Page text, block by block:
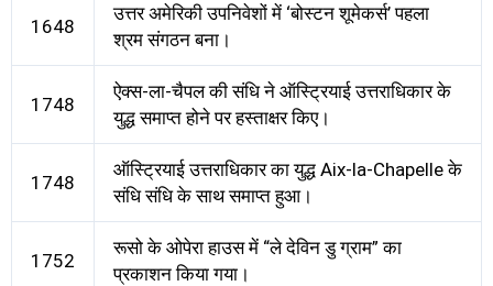
1648
उत्तर अमेरिकी उपनिवेशों में ‘बोस्टन शूमेकर्स’ पहला
श्रम संगठन बना।
1748
ऐक्स-ला-चैपल की संधि ने ऑस्ट्रियाई उत्तराधिकार के
युद्ध समाप्त होने पर हस्ताक्षर किए।
1748
ऑस्ट्रियाई उत्तराधिकार का युद्ध Aix-la-Chapelle के
संधि संधि के साथ समाप्त हुआ।
1752
रूसो के ओपेरा हाउस में “ले देविन डु ग्राम” का
प्रकाशन किया गया।